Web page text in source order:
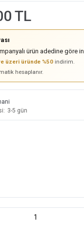
TL
ürün adedine göre
üzeri üründe %50 indirim.
hesaplanır.
3-5 gün